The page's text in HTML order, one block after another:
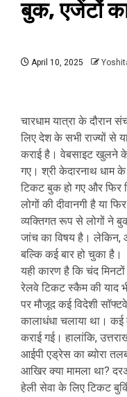
बुक, एजेंटों
April 10, 2025
चारधाम यात्रा के दौरान
लिए देश के सभी राज्यों से
कराई है। वेबसाइट खुलने
गए। श्री केदारनाथ धाम
टिकट बुक हो गए और फिर
लोगों की दीवानगी है या
व्यक्तिगत रूप से लोगों ने
जांच का विषय है। लेकिन,
बल्कि कई बार हो चुका है।
यही कारण है कि चंद
रेलवे टिकट स्कैम की याद
पर मौजूद कई विदेशी
कालाधंधा चलाया था। कई
कराई गई। हालांकि,
आईपी एड्रेस का ब्योरा
आखिर क्या मामला था?
हेली सेवा के लिए टिकट